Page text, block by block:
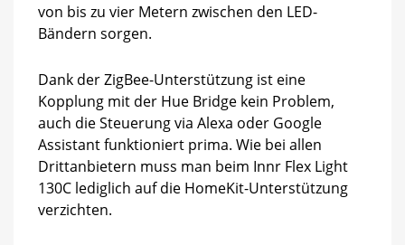
von bis zu vier Metern zwischen den LED-
Bändern sorgen.
Dank der ZigBee-Unterstützung ist eine
Kopplung mit der Hue Bridge kein Problem,
auch die Steuerung via Alexa oder Google
Assistant funktioniert prima. Wie bei allen
Drittanbietern muss man beim Innr Flex Light
130C lediglich auf die HomeKit-Unterstützung
verzichten.